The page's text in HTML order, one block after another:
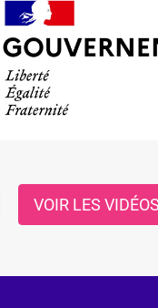
VOIR LES VIDÉOS